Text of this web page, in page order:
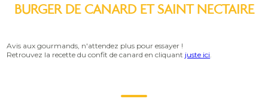
BURGER DE CANARD ET SAINT NECTAIRE
Avis aux gourmands, n'attendez plus pour essayer !
Retrouvez la recette du confit de canard en cliquant juste ici